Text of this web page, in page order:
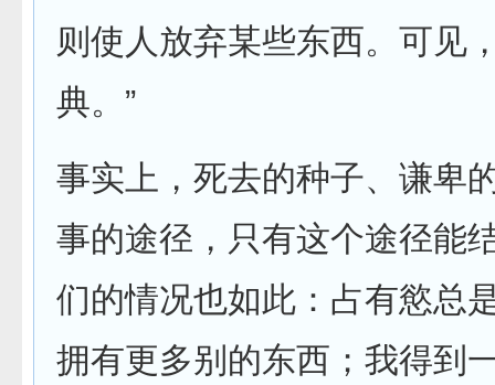
则使人放弃某些东西。可见
典。”
事实上，死去的种子、谦卑
事的途径，只有这个途径能
们的情况也如此：占有慾总
拥有更多别的东西；我得到